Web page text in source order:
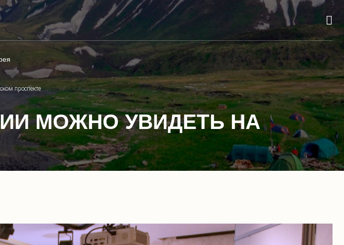
проспекте
МОЖНО УВИДЕТЬ НА